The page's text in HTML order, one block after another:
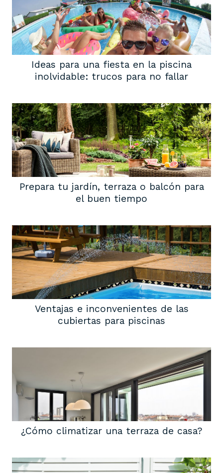
Ideas para una fiesta en la piscina
inolvidable: trucos para no fallar
Prepara tu jardín, terraza o balcón para
el buen tiempo
Ventajas e inconvenientes de las
cubiertas para piscinas
¿Cómo climatizar una terraza de casa?